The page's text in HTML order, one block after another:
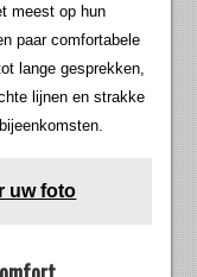
meest op hun
paar comfortabele
lange gesprekken,
lijnen en strakke
uw foto